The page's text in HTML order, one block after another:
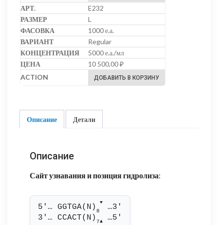
E232
L
1000 е.а.
Regular
5000 е.а./мл
10 500,00₽
ДОБАВИТЬ В КОРЗИНУ
Описание Детали
Описание
Сайт узнавания и позиция гидролиза:
5'… GGTGA(N) 8
▼
…3'
3'… CCACT(N) 7▲ …5'